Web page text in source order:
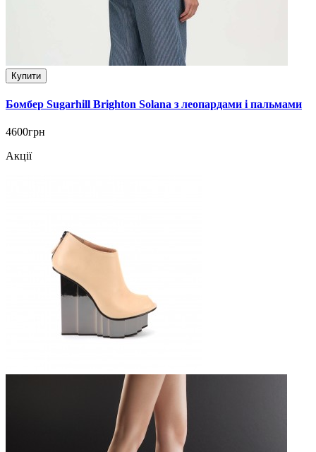
Купити
Бомбер Sugarhill Brighton Solana з леопардами і пальмами
4600грн
Акції